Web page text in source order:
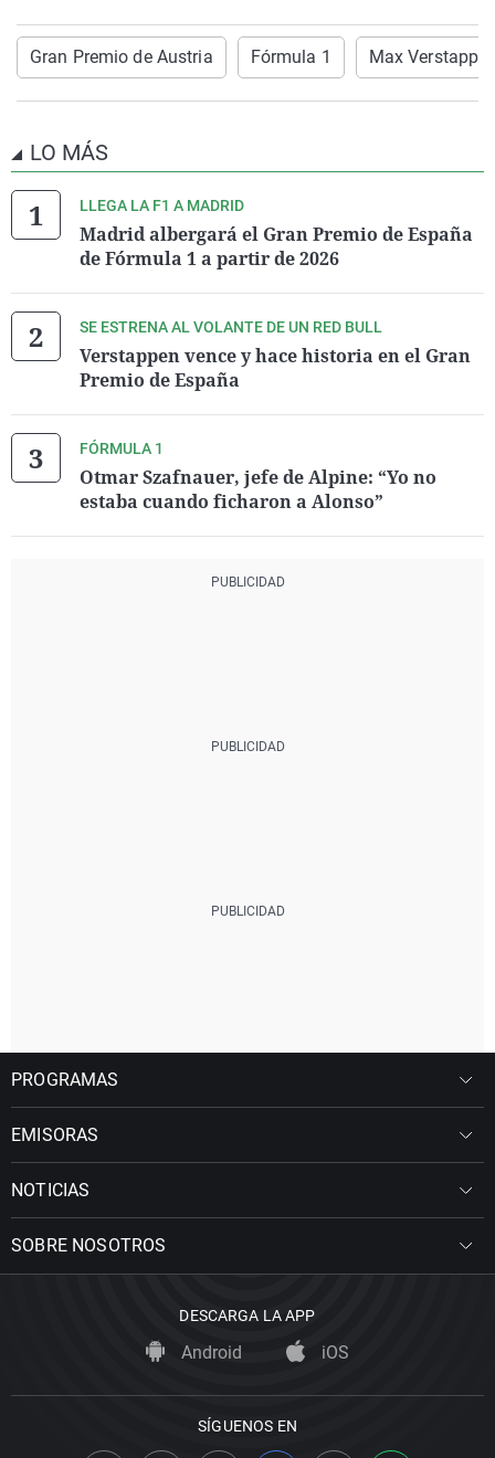
Gran Premio de Austria Fórmula 1 Max
LO MÁS
LLEGA LA F1 A MADRID
Madrid albergará el Gran Premio de España
de Fórmula 1 a partir de 2026
SE ESTRENA AL VOLANTE DE UN RED BULL
Verstappen vence y hace historia en el Gran
Premio de España
FÓRMULA 1
Otmar Szafnauer, jefe de Alpine: “Yo no
estaba cuando ficharon a Alonso”
PROGRAMAS
EMISORAS
NOTICIAS
SOBRE NOSOTROS
DESCARGA LA APP
Android iOS
SÍGUENOS EN